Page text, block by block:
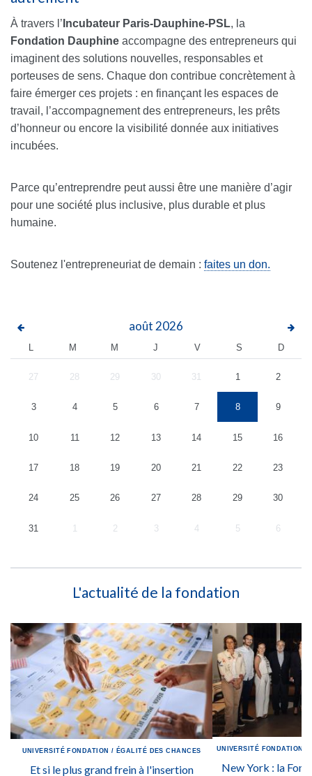
À travers l’ Incubateur Paris-Dauphine-PSL, la
Fondation Dauphine accompagne des entrepreneurs qui
imaginent des solutions nouvelles, responsables et
porteuses de sens. Chaque don contribue concrètement à
faire émerger ces projets : en finançant les espaces de
travail, l’accompagnement des entrepreneurs, les prêts
d’honneur ou encore la visibilité donnée aux initiatives
incubées.
Parce qu’entreprendre peut aussi être une manière d’agir
pour une société plus inclusive, plus durable et plus
humaine.
Soutenez l'entrepreneuriat de demain : faites un don.
août2026
M M J V S D
27 28 29 30 31 1 2
3 4 5 6 7 8 9
10 11 12 13 14 15 16
17 18 19 20 21 22 23
24 25 26 27 28 29 30
31 1 2 3 4 5 6
L'actualité de la fondation
UNIVERSITÉ FONDATION / ÉGALITÉ DES CHANCES
Et si le plus grand frein à l'insertion
UNIVERSITÉ FONDATION
New York : la